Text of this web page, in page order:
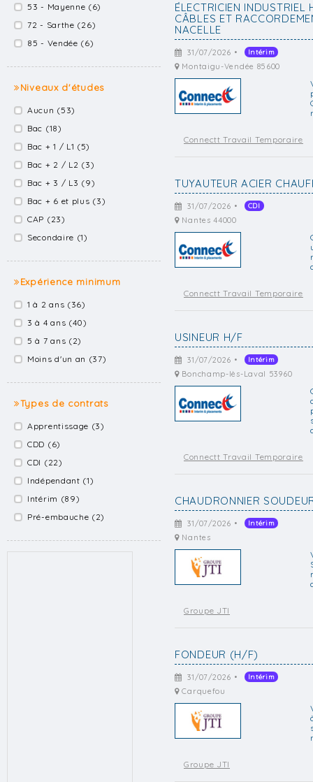
53 - Mayenne (6)
72 - Sarthe (26)
85 - Vendée (6)
Niveaux d'études
Aucun (53)
Bac (18)
Bac + 1 / L1 (5)
Bac + 2 / L2 (3)
Bac + 3 / L3 (9)
Bac + 6 et plus (3)
CAP (23)
Secondaire (1)
Expérience minimum
1 à 2 ans (36)
3 à 4 ans (40)
5 à 7 ans (2)
Moins d'un an (37)
Types de contrats
Apprentissage (3)
CDD (6)
CDI (22)
Indépendant (1)
Intérim (89)
Pré-embauche (2)
ÉLECTRICIEN
CÂBLES ET
NACELLE
31/07/2026 • Intérim
Montaigu-Vendée 85600
Connectt Travail Temporaire
TUYAUTEUR ACIER
31/07/2026 • CDI
Nantes 44000
Connectt Travail Temporaire
USINEUR H/F
31/07/2026 • Intérim
Bonchamp-lès-Laval 53960
Connectt Travail Temporaire
CHAUDRONNIER
31/07/2026 • Intérim
Nantes
Groupe JTI
FONDEUR (H/F)
31/07/2026 • Intérim
Carquefou
Groupe JTI